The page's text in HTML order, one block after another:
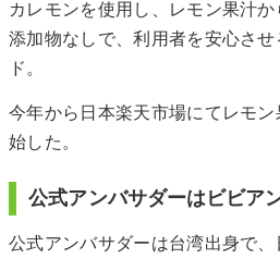
カレモンを使用し、レモン果汁
添加物なしで、利用者を安心さ
ド。
今年から日本楽天市場にてレモ
始した。
公式アンバサダーはビビア
公式アンバサダーは台湾出身で